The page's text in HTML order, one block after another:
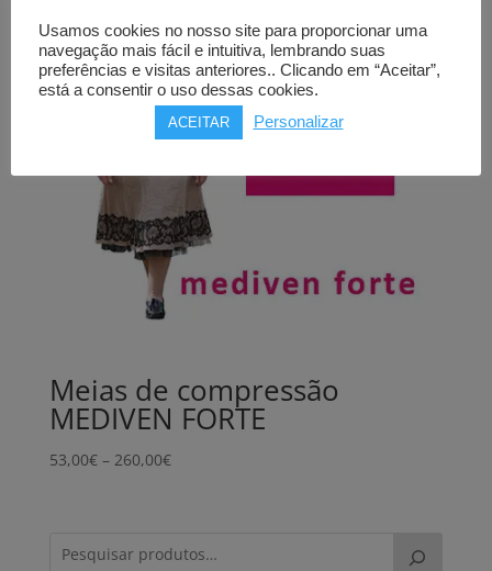
Meias de compressão
MEDIVEN FORTE
53,00€ – 260,00€Price
260,00€
Usamos cookies no nosso site para proporcionar uma
navegação mais fácil e intuitiva, lembrando suas
preferências e visitas anteriores.. Clicando em “Aceitar”,
está a consentir o uso dessas cookies.
ACEITAR Personalizar